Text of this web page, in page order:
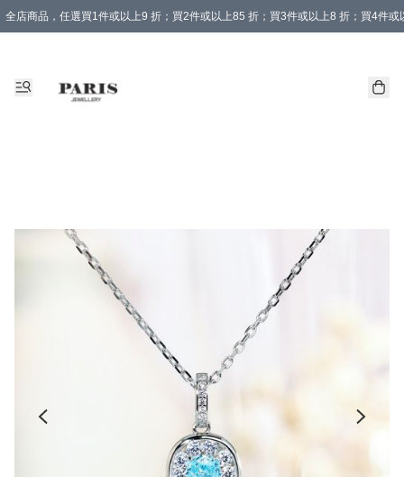
全店商品，任選買1件或以上9 折；買2件或以上85 折；買3件或以上8 折；買4件或